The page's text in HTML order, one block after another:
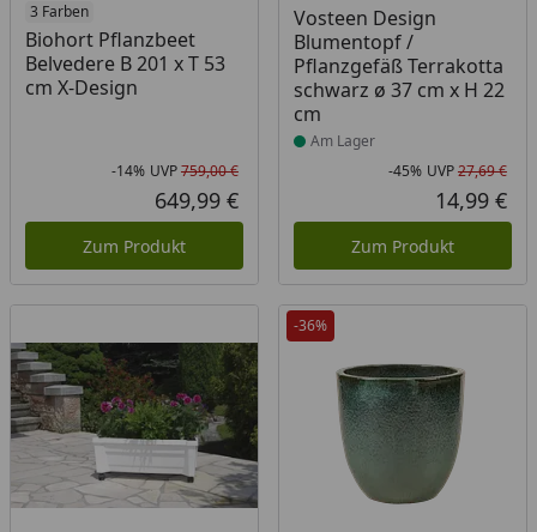
3 Farben
Biohort Pflanzbeet
Belvedere B 201 x T 53
cm X-Design
Rabatt in Prozent
-14%
Ursprünglicher Preis
UVP759,00 €
Aktueller Preis
649,99 €
Zum Produkt
Vosteen Design
Blumentopf /
Pflanzgefäß Terrakotta
schwarz ø 37 cm x H 22
cm
Produkt am Lager
Am Lager
-45% UVP27,69 €
14,99 €
Zum Produkt
-36%